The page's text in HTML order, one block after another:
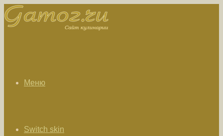
Меню
Switch skin